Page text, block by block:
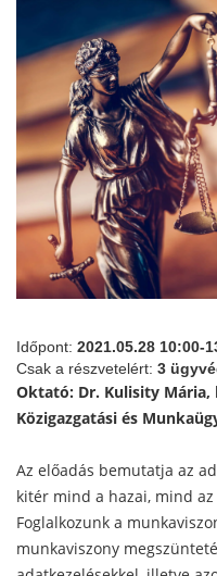
Időpont: 2021.05.28 10:00-
Csak a részvetelért: 3
Oktató: Dr. Kulisity Mária,
Közigazgatási és
Az előadás bemutatja az
kitér mind a hazai, mind
Foglalkozunk a
munkaviszony